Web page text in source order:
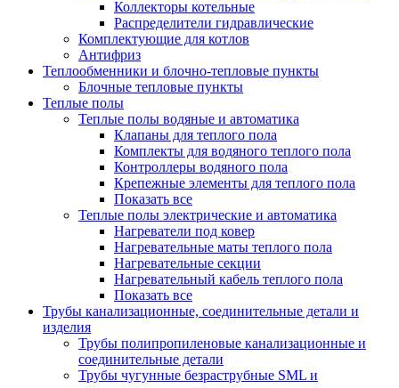
Коллекторы котельные
Распределители гидравлические
Комплектующие для котлов
Антифриз
Теплообменники и блочно-тепловые пункты
Блочные тепловые пункты
Теплые полы
Теплые полы водяные и автоматика
Клапаны для теплого пола
Комплекты для водяного теплого пола
Контроллеры водяного пола
Крепежные элементы для теплого пола
Показать все
Теплые полы электрические и автоматика
Нагреватели под ковер
Нагревательные маты теплого пола
Нагревательные секции
Нагревательный кабель теплого пола
Показать все
Трубы канализационные, соединительные детали и
изделия
Трубы полипропиленовые канализационные и
соединительные детали
Трубы чугунные безраструбные SML и